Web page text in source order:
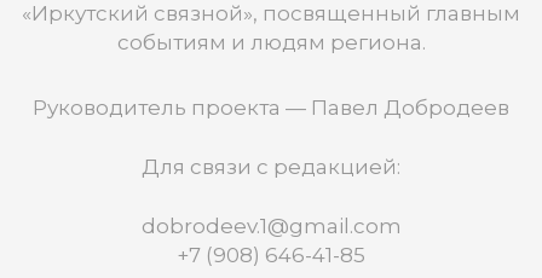
«Иркутский связной», посвященный главным
событиям и людям региона.
Руководитель проекта — Павел Добродеев
Для связи с редакцией:
dobrodeev.1@gmail.com
+7 (908) 646-41-85